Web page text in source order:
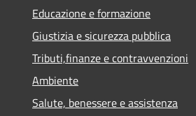
Educazione e formazione
Giustizia e sicurezza pubblica
Tributi,finanze e contravvenzioni
Ambiente
Salute, benessere e assistenza